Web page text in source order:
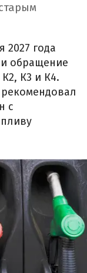
2027 года
обращение
К3 и К4.
с